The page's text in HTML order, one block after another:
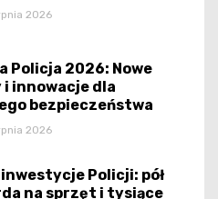
2026
Policja 2026: Nowe
innowacje dla
bezpieczeństwa
2026
inwestycje Policji: pół
na sprzęt i tysiące